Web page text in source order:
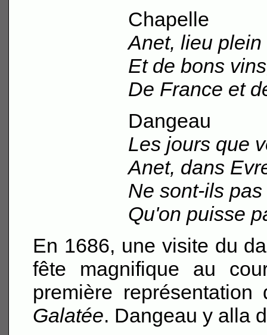
Chapelle
Anet, lieu
Et de bons
De France et
Dangeau
Les jours que
Anet, dans
Ne sont-ils
Qu'on puisse
En 1686, une visite du
fête magnifique au
première
Galatée. Dangeau y alla